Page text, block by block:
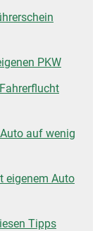
PKW
auf wenig
eigenem Auto
Tipps